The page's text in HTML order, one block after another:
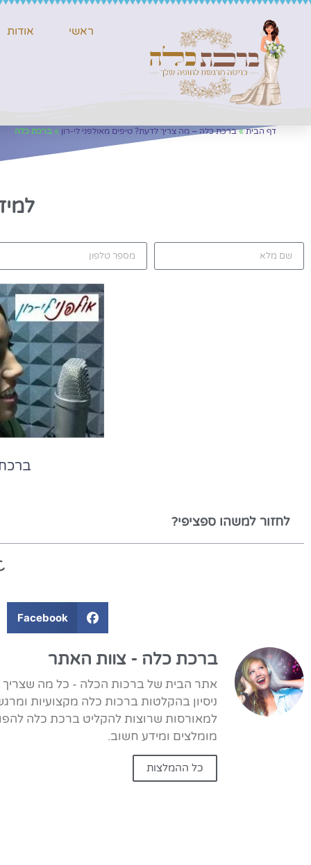
ראשי אודות
דף הבית»ברכת כלה – מה צריך לדעת? טיפים מאולפני לי-רון » ברכת כלה
לחזור למשהו ספציפי?
Facebook
ברכת כלה - צוות האתר
ניסיון בהקלטות ברכות כלה מקצועיות
למאורסות שרוצות להקליט ברכת כלה
מומלצים ומידע חשוב.
כל ההמלצות